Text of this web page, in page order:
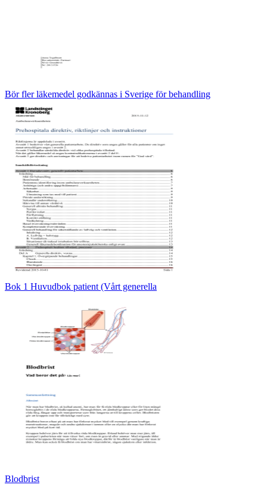
Bör fler läkemedel godkännas i Sverige för behandling
Bok 1 Huvudbok patient (Vårt generella
Blodbrist